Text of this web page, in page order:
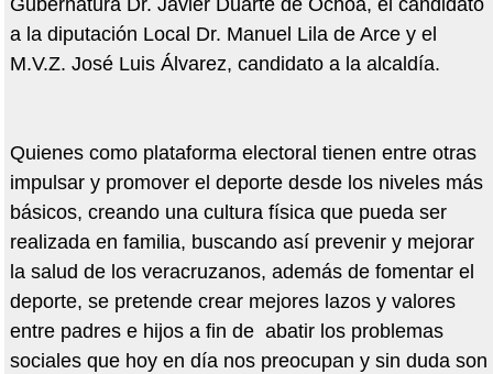
Gubernatura Dr. Javier Duarte de Ochoa, el candidato
a la diputación Local Dr. Manuel Lila de Arce y el
M.V.Z. José Luis Álvarez, candidato a la alcaldía.
Quienes como plataforma electoral tienen entre otras
impulsar y promover el deporte desde los niveles más
básicos, creando una cultura física que pueda ser
realizada en familia, buscando así prevenir y mejorar
la salud de los veracruzanos, además de fomentar el
deporte, se pretende crear mejores lazos y valores
entre padres e hijos a fin de abatir los problemas
sociales que hoy en día nos preocupan y sin duda son